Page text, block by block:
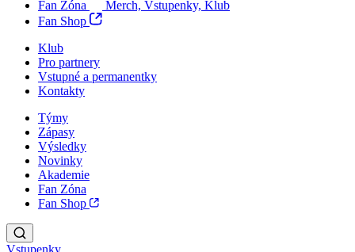
Fan Zóna
Merch, Vstupenky, Klub
Fan Shop
Klub
Pro partnery
Vstupné a permanentky
Kontakty
Týmy
Zápasy
Výsledky
Novinky
Akademie
Fan Zóna
Fan Shop
Vstupenky